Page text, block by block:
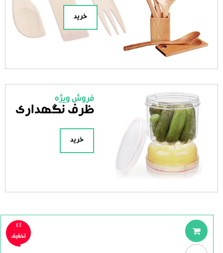
خرید
فروش ویژه
ظرف نگهداری
خرید
4%
تخفیف